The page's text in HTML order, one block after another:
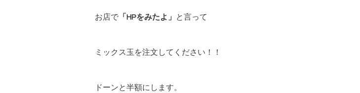
お店で 「HPをみたよ」 と言って
ミックス玉を注文してください！！
ドーンと半額にします。